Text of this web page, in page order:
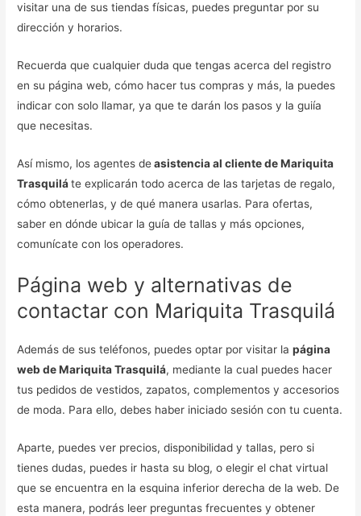
visitar una de sus tiendas físicas, puedes preguntar por su
dirección y horarios.
Recuerda que cualquier duda que tengas acerca del registro
en su página web, cómo hacer tus compras y más, la puedes
indicar con solo llamar, ya que te darán los pasos y la guiía
que necesitas.
Así mismo, los agentes deasistencia al cliente de Mariquita
Trasquiláte explicarán todo acerca de las tarjetas de regalo,
cómo obtenerlas, y de qué manera usarlas. Para ofertas,
saber en dónde ubicar la guía de tallas y más opciones,
comunícate con los operadores.
Página web y alternativas de
contactar con Mariquita Trasquilá
Además de sus teléfonos, puedes optar por visitar lapágina
web de Mariquita Trasquilá, mediante la cual puedes hacer
tus pedidos de vestidos, zapatos, complementos y accesorios
de moda. Para ello, debes haber iniciado sesión con tu cuenta.
Aparte, puedes ver precios, disponibilidad y tallas, pero si
tienes dudas, puedes ir hasta su blog, o elegir el chat virtual
que se encuentra en la esquina inferior derecha de la web. De
esta manera, podrás leer preguntas frecuentes y obtener